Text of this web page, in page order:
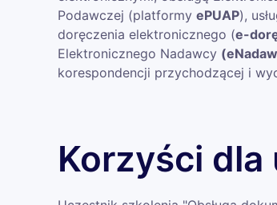
Podawczej (platformy ePUAP),
doręczenia elektronicznego (e-
Elektronicznego Nadawcy
korespondencji przychodzącej i
Korzyści